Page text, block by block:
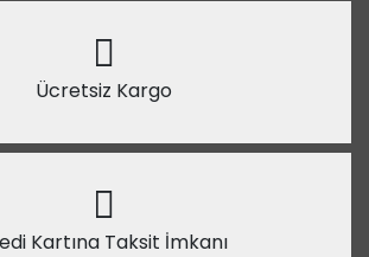
Ücretsiz Kargo
Kartına Taksit İmkanı